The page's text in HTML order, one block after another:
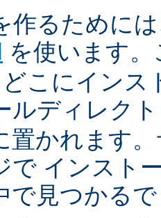
作るために
を使います
こにインス
ルディレク
置かれます
で インスト
で見つかる